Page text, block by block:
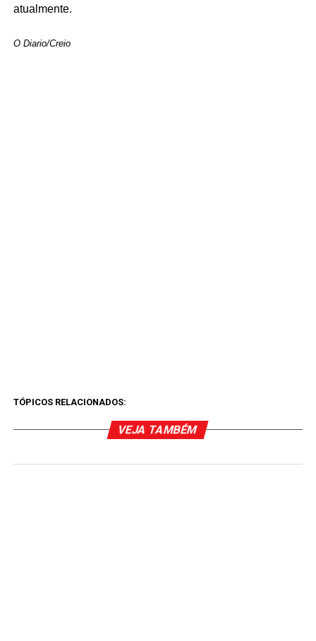
atualmente.
O Diario/Creio
TÓPICOS RELACIONADOS:
VEJA TAMBÉM